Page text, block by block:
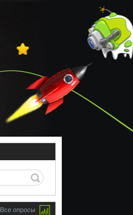
Все опросы